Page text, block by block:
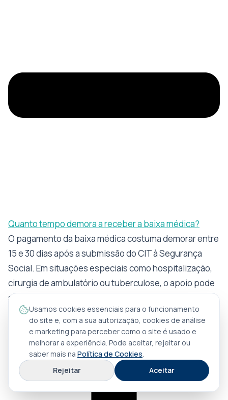
Quanto tempo demora a receber a baixa médica?
O pagamento da baixa médica costuma demorar entre
15 e 30 dias após a submissão do CIT à Segurança
Social. Em situações especiais como hospitalização,
cirurgia de ambulatório ou tuberculose, o apoio pode
ser pago desde o primeiro dia de baixa.
Usamos cookies essenciais para o funcionamento
do site e, com a sua autorização, cookies de análise
e marketing para perceber como o site é usado e
melhorar a experiência. Pode aceitar, rejeitar ou
saber mais na Política de Cookies.
Rejeitar
Aceitar